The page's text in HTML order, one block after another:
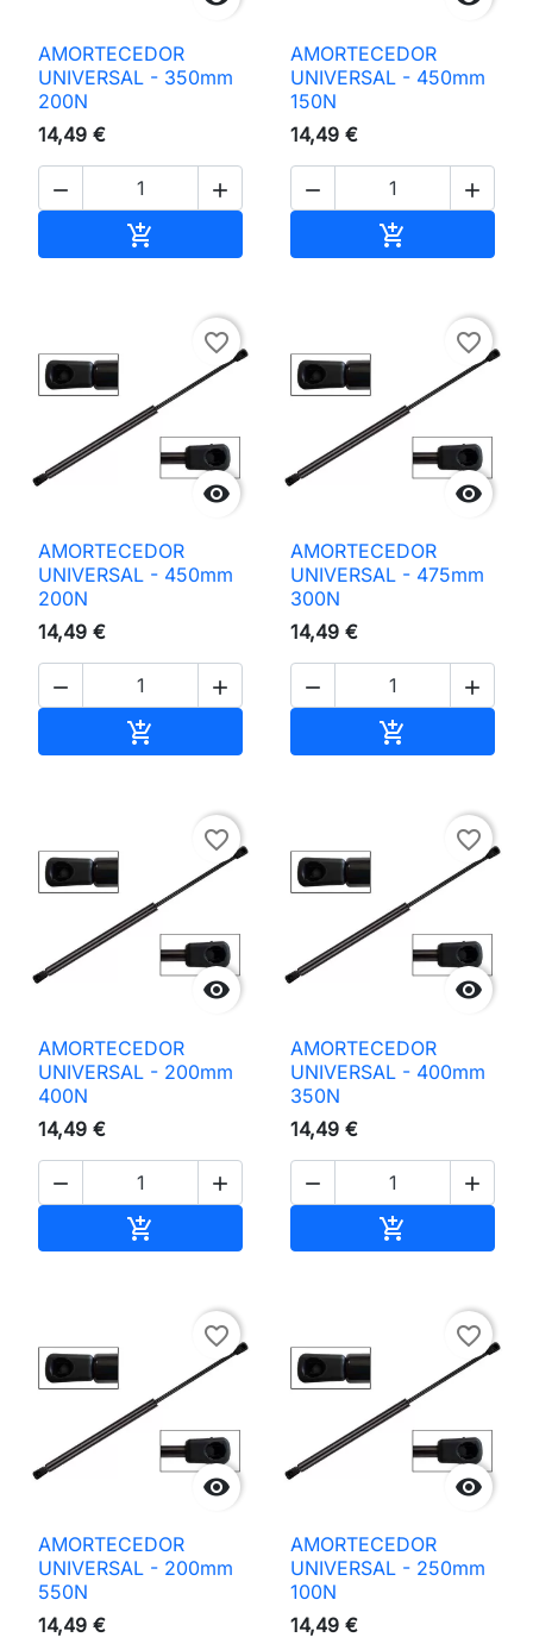
AMORTECEDOR
UNIVERSAL - 350mm
200N
14,49 €
 

AMORTECEDOR
UNIVERSAL - 450mm
150N
14,49 €
 


favorite_border
AMORTECEDOR
UNIVERSAL - 450mm
200N
14,49 €
 


favorite_border
AMORTECEDOR
UNIVERSAL - 475mm
300N
14,49 €
 


favorite_border
AMORTECEDOR
UNIVERSAL - 200mm
400N
14,49 €
 


favorite_border
AMORTECEDOR
UNIVERSAL - 400mm
350N
14,49 €
 


favorite_border
AMORTECEDOR
UNIVERSAL - 200mm
550N
14,49 €

favorite_border
AMORTECEDOR
UNIVERSAL - 250mm
100N
14,49 €